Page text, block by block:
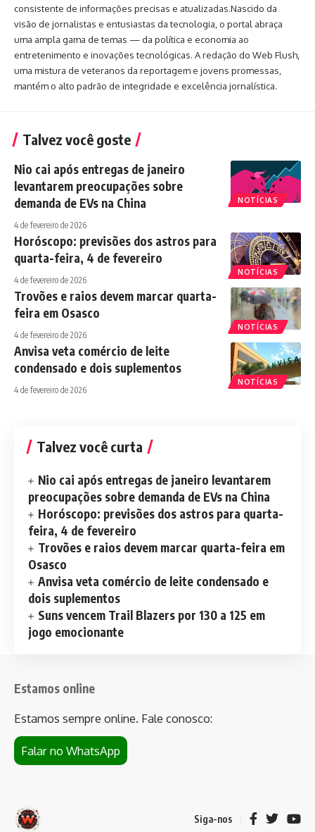
consistente de informações precisas e atualizadas.Nascido da
visão de jornalistas e entusiastas da tecnologia, o portal abraça
uma ampla gama de temas — da política e economia ao
entretenimento e inovações tecnológicas. A redação do Web Flush,
uma mistura de veteranos da reportagem e jovens promessas,
mantém o alto padrão de integridade e excelência jornalística.
Talvez você goste
NOTÍCIAS
Nio cai após entregas de janeiro
levantarem preocupações sobre
demanda de EVs na China
4 de fevereiro de 2026
NOTÍCIAS
Horóscopo: previsões dos astros para
quarta-feira, 4 de fevereiro
4 de fevereiro de 2026
NOTÍCIAS
Trovões e raios devem marcar quarta-
feira em Osasco
4 de fevereiro de 2026
NOTÍCIAS
Anvisa veta comércio de leite
condensado e dois suplementos
4 de fevereiro de 2026
Talvez você curta
Nio cai após entregas de janeiro levantarem
preocupações sobre demanda de EVs na China
Horóscopo: previsões dos astros para quarta-
feira, 4 de fevereiro
Trovões e raios devem marcar quarta-feira em
Osasco
Anvisa veta comércio de leite condensado e
dois suplementos
Suns vencem Trail Blazers por 130 a 125 em
jogo emocionante
Estamos online
Estamos sempre online. Fale conosco:
Falar no WhatsApp
Siga-nos